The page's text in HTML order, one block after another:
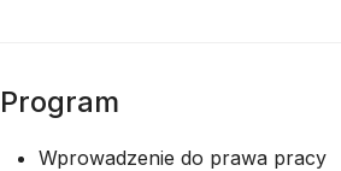
Program
Wprowadzenie do prawa pracy